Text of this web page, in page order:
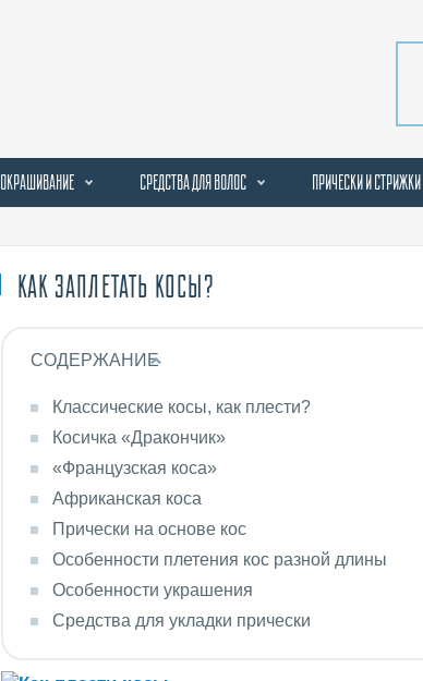
ОКРАШИВАНИЕ СРЕДСТВА ДЛЯ ВОЛОС ПРИЧЕСКИ И СТРИЖКИ
КАК ЗАПЛЕТАТЬ КОСЫ?
СОДЕРЖАНИЕ
Классические косы, как плести?
Косичка «Дракончик»
«Французская коса»
Африканская коса
Прически на основе кос
Особенности плетения кос разной длины
Особенности украшения
Средства для укладки прически